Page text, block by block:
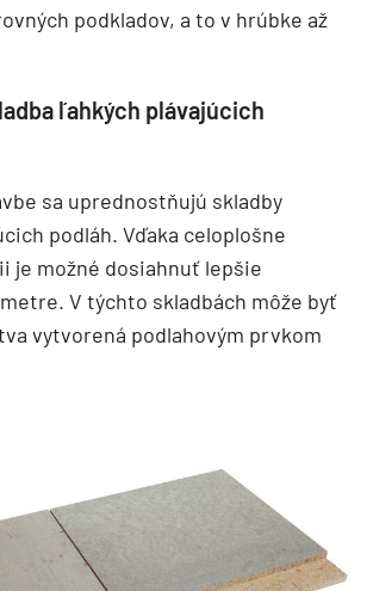
podkladov, a to v hrúbke až
ľahkých plávajúcich
sa uprednostňujú skladby
podláh. Vďaka celoplošne
je možné dosiahnuť lepšie
V týchto skladbách môže byť
vytvorená podlahovým prvkom